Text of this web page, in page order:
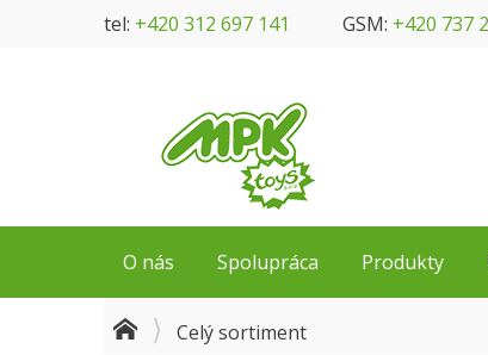
tel: +420 312 697 141 GSM: +420 737
O nás Spolupráca Produkty
Celý sortiment